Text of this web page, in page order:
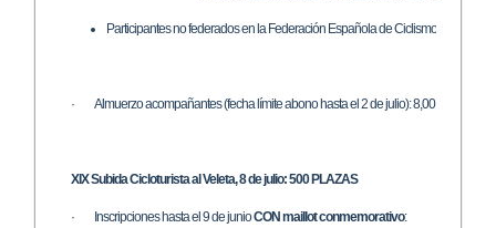
Participantes no federados en la Federación Española de Ciclismo: 40,00 €
· Almuerzo acompañantes (fecha límite abono hasta el 2 de julio): 8,00 € por
XIX Subida Cicloturista al Veleta, 8 de julio: 500 PLAZAS
· Inscripciones hasta el 9 de junioCON maillot conmemorativo: